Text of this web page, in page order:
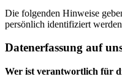
Die folgenden Hinweise
persönlich identifiziert
Datenerfassung auf
Wer ist verantwortlich für